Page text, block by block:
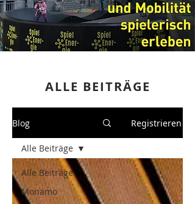
ALLE BEITRÄGE
Blog Registrieren
Alle Beiträge
Monamo
Alle Beiträge